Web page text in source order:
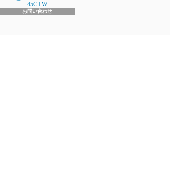
45C LW
お問い合わせ